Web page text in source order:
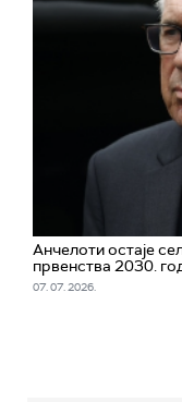
Анчелоти остаје
првенства 2030.
07. 07. 2026.